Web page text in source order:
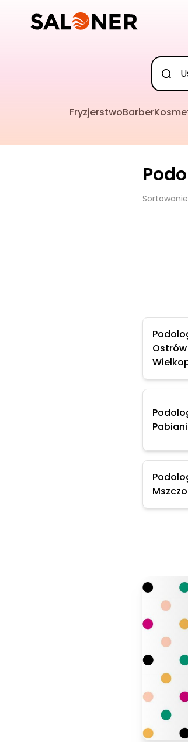
FryzjerstwoBarber
Sortowanie
Ostrów